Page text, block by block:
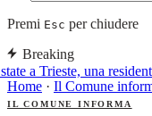
Premi Esc per chiudere
Breaking
a Trieste, una
Home · Il Comune
IL COMUNE INFORMA